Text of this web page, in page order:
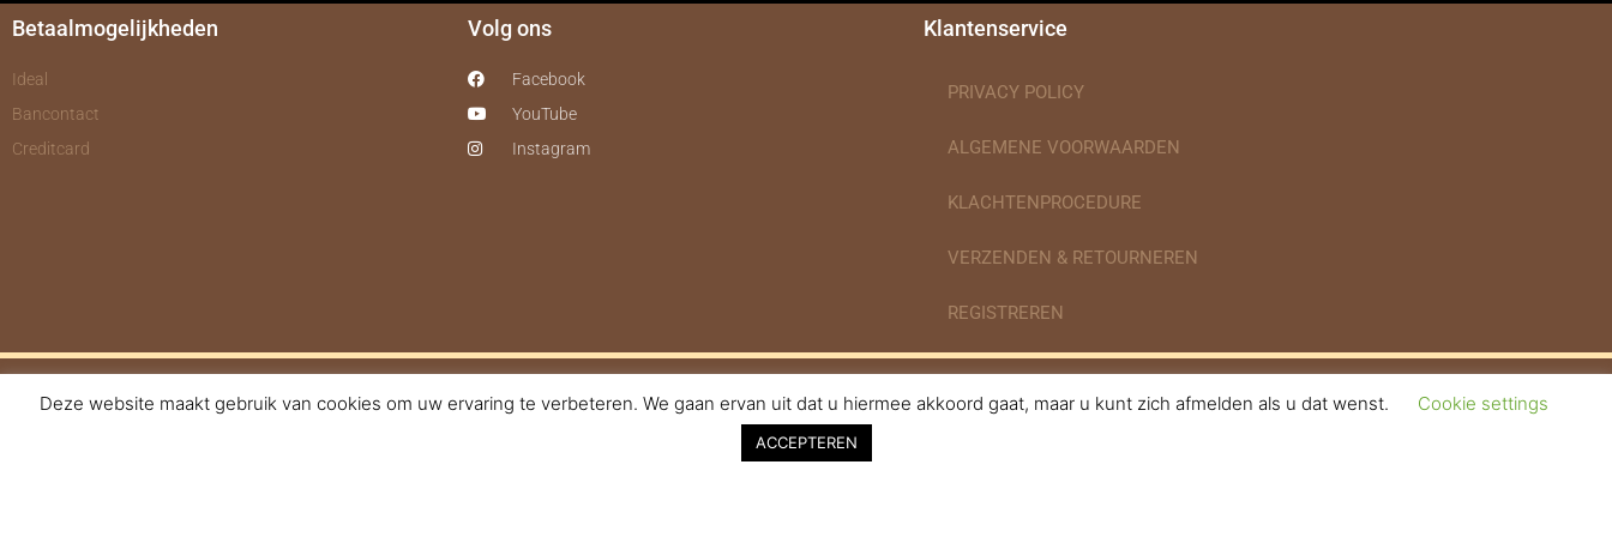
Betaalmogelijkheden
Ideal
Bancontact
Creditcard
Volg ons
Facebook
YouTube
Instagram
Klantenservice
PRIVACY POLICY
ALGEMENE VOORWAARDEN
KLACHTENPROCEDURE
VERZENDEN & RETOURNEREN
REGISTREREN
© 2017-2025 Nagelbenodigdheden.nl Webdesign ontworpen door de BeautyMarketeer
Deze website maakt gebruik van cookies om uw ervaring te verbeteren. We gaan ervan uit dat u hiermee akkoord gaat, maar u kunt zich afmelden als u dat wenst. Cookie settings
ACCEPTEREN